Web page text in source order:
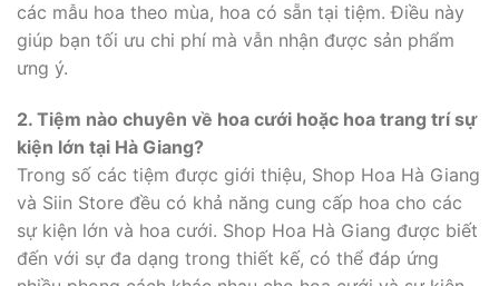
các mẫu hoa theo mùa, hoa có sẵn tại tiệm. Điều này
giúp bạn tối ưu chi phí mà vẫn nhận được sản phẩm
ưng ý.
2. Tiệm nào chuyên về hoa cưới hoặc hoa trang trí sự
kiện lớn tại Hà Giang?
Trong số các tiệm được giới thiệu, Shop Hoa Hà Giang
và Siin Store đều có khả năng cung cấp hoa cho các
sự kiện lớn và hoa cưới. Shop Hoa Hà Giang được biết
đến với sự đa dạng trong thiết kế, có thể đáp ứng